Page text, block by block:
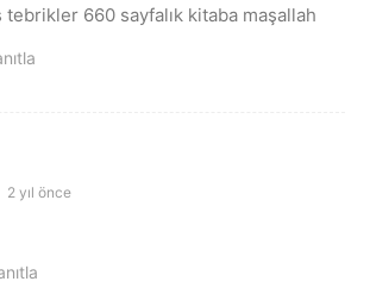
660 sayfalık kitaba maşallah
2 yıl önce